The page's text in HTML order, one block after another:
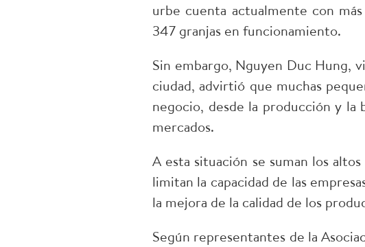
urbe cuenta actualmente con
347 granjas en funcionamiento.
Sin embargo, Nguyen Duc Hung,
ciudad, advirtió que muchas
negocio, desde la producción y la
mercados.
A esta situación se suman los
limitan la capacidad de las
la mejora de la calidad de los
Según representantes de la